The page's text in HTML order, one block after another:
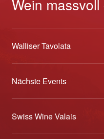
Wein
Walliser Tavolata
Über uns
Partner
Nächste Events
Sélection des Vins du Valais
Am Puls der Ernte
Swiss Wine Valais
Avenue de la Gare 2 - CP